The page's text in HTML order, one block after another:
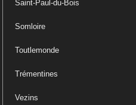
Saint-Paul-du-Bois
Somloire
Toutlemonde
Trémentines
Vezins